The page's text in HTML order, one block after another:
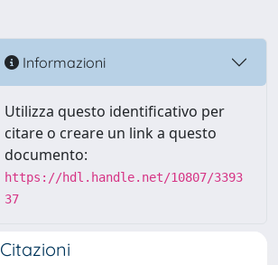
Informazioni
Utilizza questo identificativo per
citare o creare un link a questo
documento:
https://hdl.handle.net/10807/3393
37
Citazioni